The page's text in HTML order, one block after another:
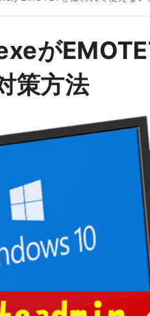
が
策方法